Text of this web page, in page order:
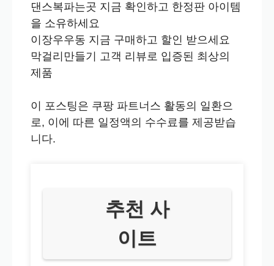
댄스복파는곳 지금 확인하고 한정판 아이템
을 소유하세요
이장우우동 지금 구매하고 할인 받으세요
막걸리만들기 고객 리뷰로 입증된 최상의
제품
이 포스팅은 쿠팡 파트너스 활동의 일환으
로, 이에 따른 일정액의 수수료를 제공받습
니다.
추천 사
이트